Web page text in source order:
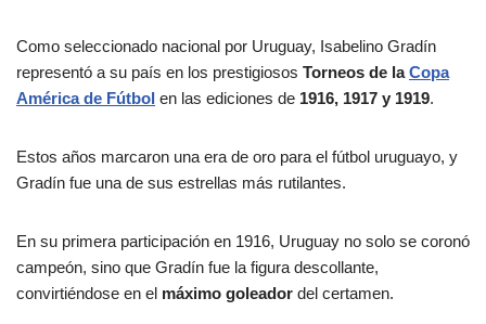
Como seleccionado nacional por Uruguay, Isabelino Gradín
representó a su país en los prestigiosos Torneos de laCopa
América de Fútbol en las ediciones de 1916, 1917 y 1919.
Estos años marcaron una era de oro para el fútbol uruguayo, y
Gradín fue una de sus estrellas más rutilantes.
En su primera participación en 1916, Uruguay no solo se coronó
campeón, sino que Gradín fue la figura descollante,
convirtiéndose en el máximo goleador del certamen.